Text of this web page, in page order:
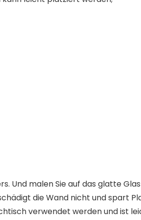
Und malen Sie auf das glatte
die Wand nicht und spart
verwendet werden und ist